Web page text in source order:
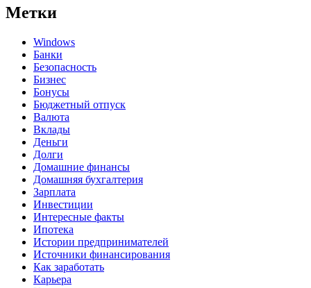
Метки
Windows
Банки
Безопасность
Бизнес
Бонусы
Бюджетный отпуск
Валюта
Вклады
Деньги
Долги
Домашние финансы
Домашняя бухгалтерия
Зарплата
Инвестиции
Интересные факты
Ипотека
Истории предпринимателей
Источники финансирования
Как заработать
Карьера